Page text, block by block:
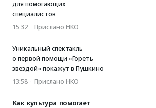
для помогающих
специалистов
15:32 · Прислано НКО
Уникальный спектакль
о первой помощи «Гореть
звездой» покажут в Пушкино
13:58 · Прислано НКО
Как культура помогает